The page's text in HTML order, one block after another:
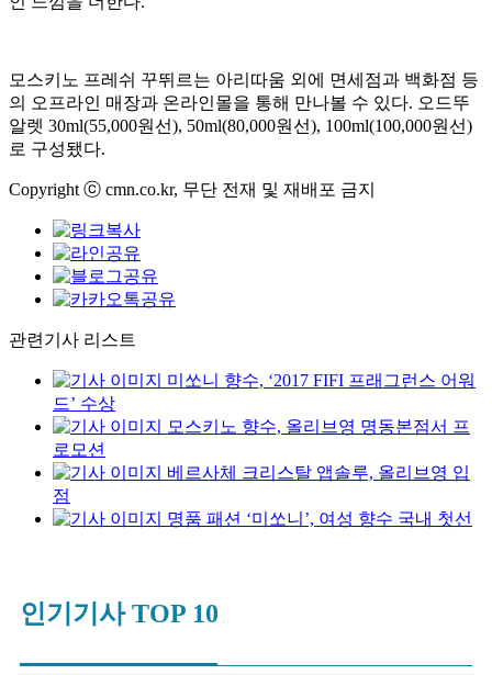
모스키노 프레쉬 꾸뛰르는 아리따움 외에 면세점과 백화점 등
의 오프라인 매장과 온라인몰을 통해 만나볼 수 있다. 오드뚜
알렛 30ml(55,000원선), 50ml(80,000원선), 100ml(100,000원선)
로 구성됐다.
Copyright ⓒ cmn.co.kr, 무단 전재 및 재배포 금지
관련기사 리스트
미쏘니 향수, ‘2017 FIFI 프래그런스 어워
드’ 수상
모스키노 향수, 올리브영 명동본점서 프
로모션
베르사체 크리스탈 앱솔루, 올리브영 입
점
명품 패션 ‘미쏘니’, 여성 향수 국내 첫선
인기기사 TOP 10